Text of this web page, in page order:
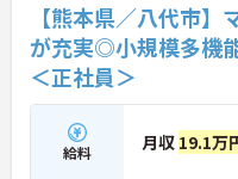
【熊本県／八代市
が充実◎小規模多機
＜正社員＞
給料 月収 19.1万